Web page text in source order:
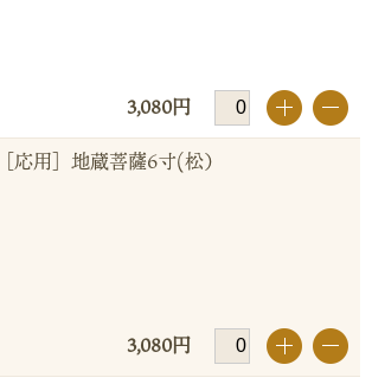
3,080円 +
［応用］地蔵菩薩6寸(松）
3,080円 +